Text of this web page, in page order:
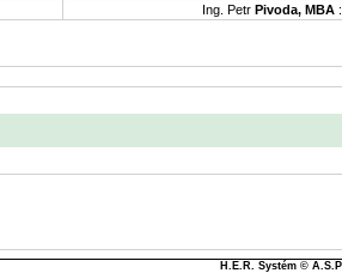
Ing. Petr Pivoda, MBA :
H.E.R. Systém ©